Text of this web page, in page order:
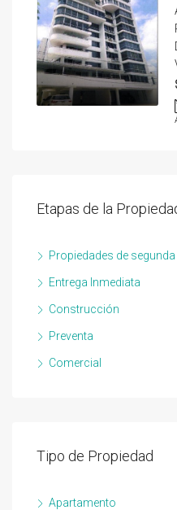
Etapas de la
Propiedades de segunda
Entrega Inmediata
Construcción
Preventa
Comercial
Tipo de Propiedad
Apartamento